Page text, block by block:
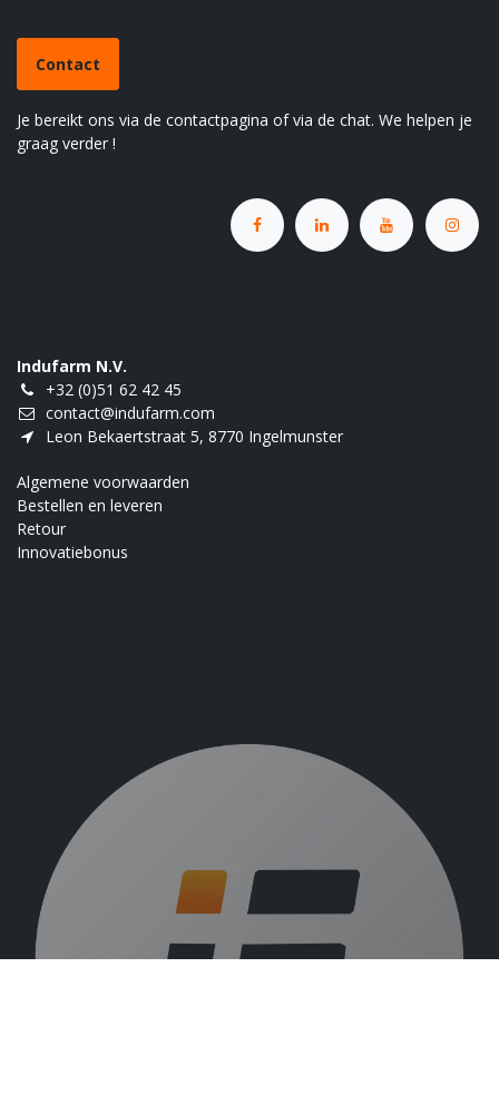
Contact
Je bereikt ons via de contactpagina of via de chat. We helpen je
graag verder !
Indufarm N.V.
+32 (0)51 62 42 45
contact@indufarm.com
Leon Bekaertstraat 5, 8770 Ingelmunster
Algemene voorwaarden
Bestellen en leveren
Retour
Innovatiebonus